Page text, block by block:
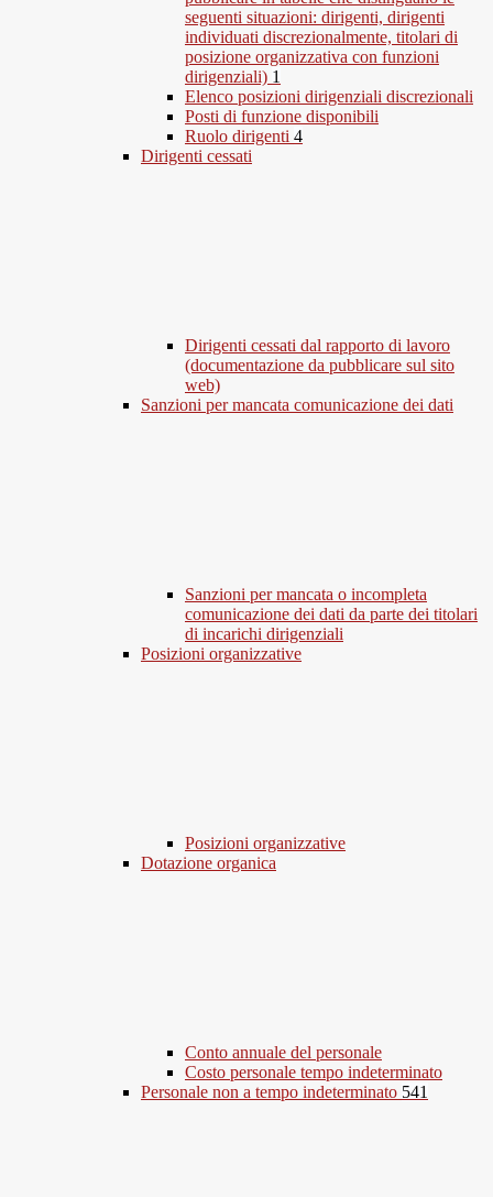
seguenti situazioni: dirigenti, dirigenti
individuati discrezionalmente, titolari di
posizione organizzativa con funzioni
dirigenziali) 1
Elenco posizioni dirigenziali discrezionali
Posti di funzione disponibili
Ruolo dirigenti 4
Dirigenti cessati
Dirigenti cessati dal rapporto di lavoro
(documentazione da pubblicare sul sito
web)
Sanzioni per mancata comunicazione dei dati
Sanzioni per mancata o incompleta
comunicazione dei dati da parte dei titolari
di incarichi dirigenziali
Posizioni organizzative
Posizioni organizzative
Dotazione organica
Conto annuale del personale
Costo personale tempo indeterminato
Personale non a tempo indeterminato 541